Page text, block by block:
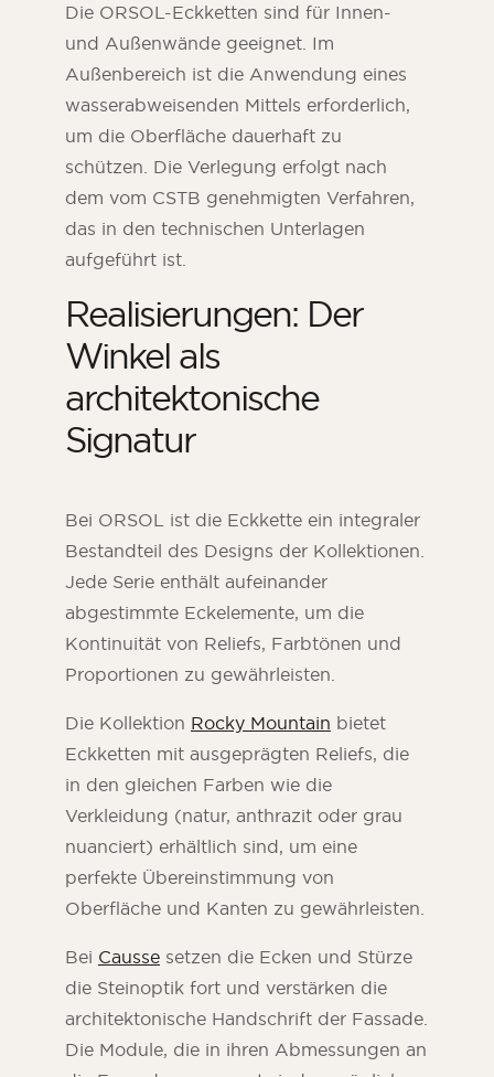
Die ORSOL-Eckketten sind für Innen-
und Außenwände geeignet. Im
Außenbereich ist die Anwendung eines
wasserabweisenden Mittels erforderlich,
um die Oberfläche dauerhaft zu
schützen. Die Verlegung erfolgt nach
dem vom CSTB genehmigten Verfahren,
das in den technischen Unterlagen
aufgeführt ist.
Realisierungen: Der
Winkel als
architektonische
Signatur
Bei ORSOL ist die Eckkette ein integraler
Bestandteil des Designs der Kollektionen.
Jede Serie enthält aufeinander
abgestimmte Eckelemente, um die
Kontinuität von Reliefs, Farbtönen und
Proportionen zu gewährleisten.
Die Kollektion Rocky Mountain bietet
Eckketten mit ausgeprägten Reliefs, die
in den gleichen Farben wie die
Verkleidung (natur, anthrazit oder grau
nuanciert) erhältlich sind, um eine
perfekte Übereinstimmung von
Oberfläche und Kanten zu gewährleisten.
Bei Causse setzen die Ecken und Stürze
die Steinoptik fort und verstärken die
architektonische Handschrift der Fassade.
Die Module, die in ihren Abmessungen an